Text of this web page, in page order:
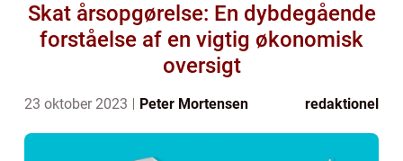
Skat årsopgørelse: En dybdegående
forståelse af en vigtig økonomisk
oversigt
23 oktober 2023 Peter Mortensen redaktionel